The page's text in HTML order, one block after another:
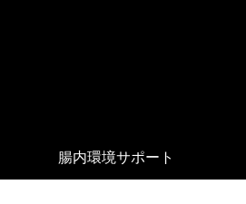
腸内環境サポート